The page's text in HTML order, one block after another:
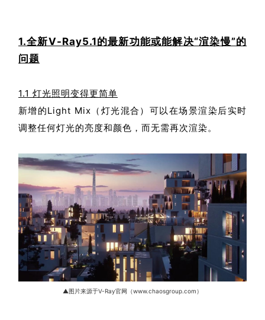
1.全新V-Ray5.1的最新功能或能解决“渲染慢”的
问题
1.1 灯光照明变得更简单
新增的Light Mix（灯光混合）可以在场景渲染后实时
调整任何灯光的亮度和颜色，而无需再次渲染。
▲图片来源于V-Ray官网（www.chaosgroup.com）